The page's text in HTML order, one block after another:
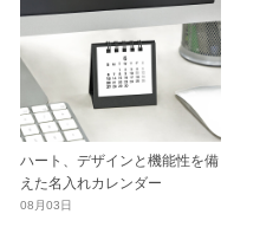
ハート、デザインと機能性を備
えた名入れカレンダー
08月03日